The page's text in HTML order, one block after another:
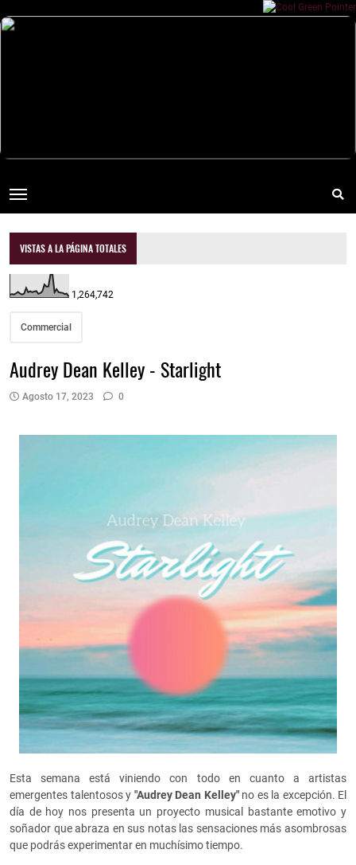
VISTAS A LA PÁGINA TOTALES
1,264,742
Commercial
Audrey Dean Kelley - Starlight
Agosto 17, 2023 0
Esta semana está viniendo con todo en cuanto a artistas
emergentes talentosos y "Audrey Dean Kelley"no es la excepción. El
día de hoy nos presenta un proyecto musical bastante emotivo y
soñador que abraza en sus notas las sensaciones más asombrosas
que podrás experimentar en muchísimo tiempo.